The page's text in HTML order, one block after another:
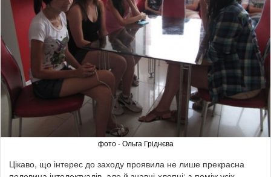
фото - Ольга Гріднєва
Цікаво, що інтерес до заходу проявила не лише прекрасна